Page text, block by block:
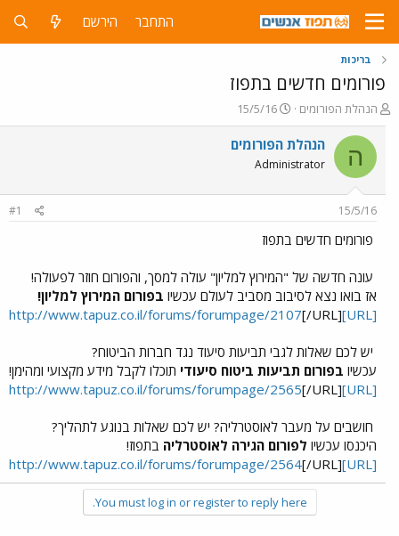
התחבר הירשם
בריכות
פורומים חדשים בתפוז
פ
ו
ת
ח
ה
ו
ש
א
הנהלת הפורומים
פ
ו
ר
ם
ר
15/5/16
ה הנהלת הפורומים
Administrator
15/5/16
#1
פורומים חדשים בתפוז
עונה חדשה של "המירוץ למליון" עולה למסך, והפורום חוזר לפעולה!
אז בואו נצא לסיבוב מסביב לעולם עכשיו בפורום המירוץ למליון!
[URL]http://www.tapuz.co.il/forums/forumpage/2107
[/URL]
יש לכם שאלות לגבי תביעות סיעוד נגד חברות הביטוח?
עכשיו בפורום תביעות ביטוח סיעודי תוכלו לקבל מידע מקצועי ומהימן!
[URL]http://www.tapuz.co.il/forums/forumpage/2565
[/URL]
חושבים על מעבר לאוסטרליה? יש לכם שאלות בנוגע לתהליך?
היכנסו עכשיו לפורום הגירה לאוסטרליה בתפוז!
[URL]http://www.tapuz.co.il/forums/forumpage/2564
[/URL]
You must log in or register to reply here.